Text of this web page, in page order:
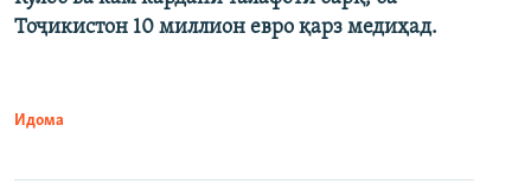
Тоҷикистон 10 миллион евро қарз медиҳад.
Идома